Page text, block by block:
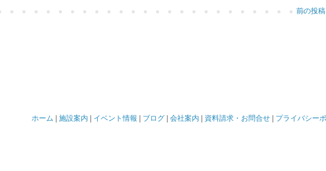
前の投稿
ホーム | 施設案内 | イベント情報 | ブログ | 会社案内 | 資料請求・お問合せ | プライバシー